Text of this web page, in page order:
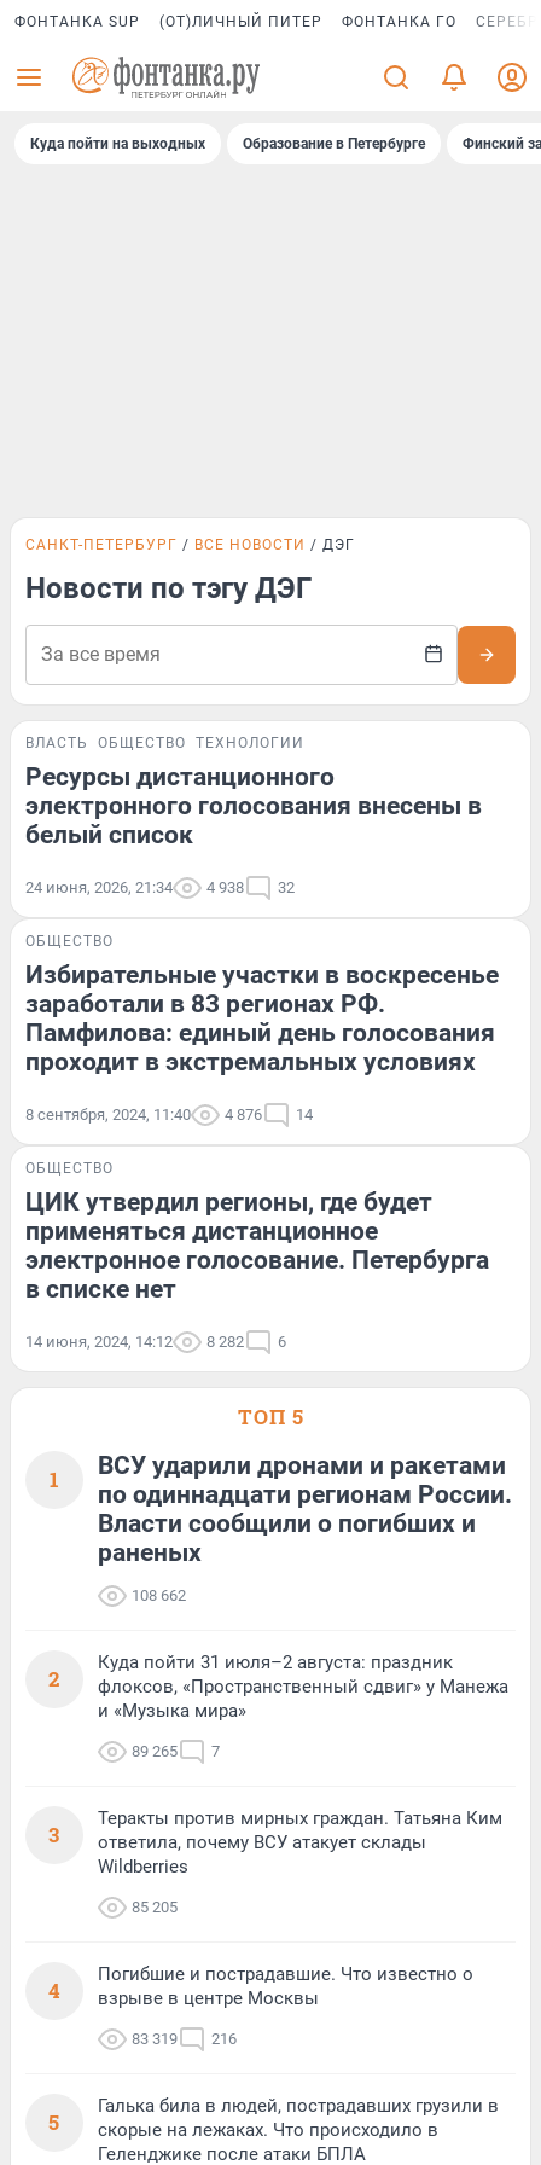
ФОНТАНКА SUP (ОТ)ЛИЧНЫЙ ПИТЕР ФОНТАНКА ГО
Куда пойти на выходных Образование в Петербурге Финский
САНКТ-ПЕТЕРБУРГ ВСЕ НОВОСТИ ДЭГ
Новости по тэгу ДЭГ
ВЛАСТЬ ОБЩЕСТВО ТЕХНОЛОГИИ
Ресурсы дистанционного
электронного голосования внесены в
белый список
24 июня, 2026, 21:34 4 938 32
ОБЩЕСТВО
Избирательные участки в воскресенье
заработали в 83 регионах РФ.
Памфилова: единый день голосования
проходит в экстремальных условиях
8 сентября, 2024, 11:40 4 876 14
ОБЩЕСТВО
ЦИК утвердил регионы, где будет
применяться дистанционное
электронное голосование. Петербурга
в списке нет
14 июня, 2024, 14:12 8 282 6
ТОП 5
1
ВСУ ударили дронами и ракетами
по одиннадцати регионам России.
Власти сообщили о погибших и
раненых
108 662
2
Куда пойти 31 июля–2 августа: праздник
флоксов, «Пространственный сдвиг» у Манежа
и «Музыка мира»
89 265 7
3
Теракты против мирных граждан. Татьяна Ким
ответила, почему ВСУ атакует склады
Wildberries
85 205
4
Погибшие и пострадавшие. Что известно о
взрыве в центре Москвы
83 319 216
5
Галька била в людей, пострадавших грузили в
скорые на лежаках. Что происходило в
Геленджике после атаки БПЛА